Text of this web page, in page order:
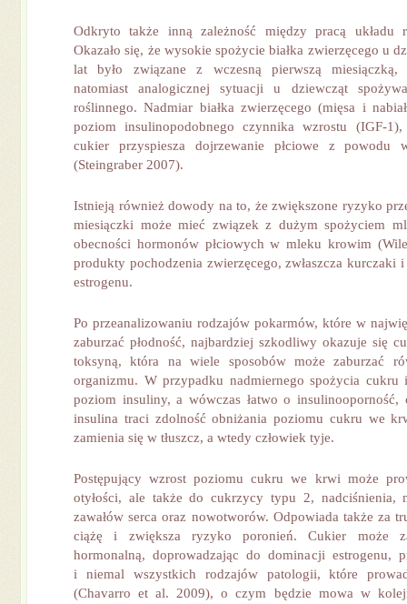
Odkryto także inną zależność między pracą układu
Okazało się, że wysokie spożycie białka zwierzęcego u
lat było związane z wczesną pierwszą miesiączką,
natomiast analogicznej sytuacji u dziewcząt
roślinnego. Nadmiar białka zwierzęcego (mięsa i
poziom insulinopodobnego czynnika wzrostu (IGF-
cukier przyspiesza dojrzewanie płciowe z powodu
(Steingraber 2007).
Istnieją również dowody na to, że zwiększone ryzyko
miesiączki może mieć związek z dużym spożyciem
obecności hormonów płciowych w mleku krowim
produkty pochodzenia zwierzęcego, zwłaszcza kurczaki
estrogenu.
Po przeanalizowaniu rodzajów pokarmów, które w
zaburzać płodność, najbardziej szkodliwy okazuje się
toksyną, która na wiele sposobów może zaburzać
organizmu. W przypadku nadmiernego spożycia cukru
poziom insuliny, a wówczas łatwo o
insulina traci zdolność obniżania poziomu cukru we
zamienia się w tłuszcz, a wtedy człowiek tyje.
Postępujący wzrost poziomu cukru we krwi może
otyłości, ale także do cukrzycy typu 2, nadciśnienia,
zawałów serca oraz nowotworów. Odpowiada także za
ciążę i zwiększa ryzyko poronień. Cukier może
hormonalną, doprowadzając do dominacji estrogenu,
i niemal wszystkich rodzajów patologii, które
(Chavarro et al. 2009), o czym będzie mowa w